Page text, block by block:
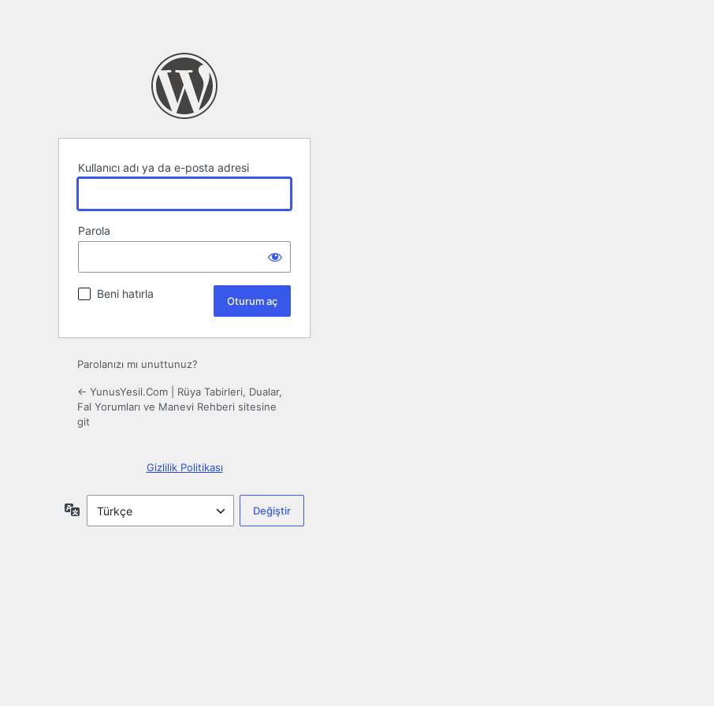
Kullanıcı adı ya da e-posta adresi
Parola
Beni hatırla
Parolanızı mı unuttunuz?
← YunusYesil.Com | Rüya Tabirleri, Dualar,
Fal Yorumları ve Manevi Rehberi sitesine
git
Gizlilik Politikası